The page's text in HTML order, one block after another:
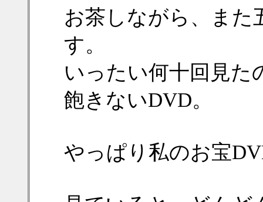
お茶しながら、また
す。
いったい何十回見
飽きないDVD。
やっぱり私のお宝